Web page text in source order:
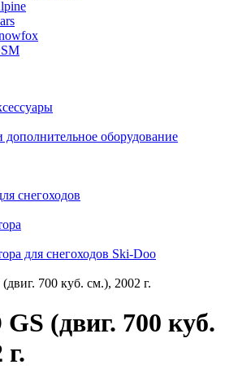
дополнительное оборудование
снегоходов
для снегоходов Ski-Doo
700 куб. см.), 2002 г.
(двиг. 700 куб.